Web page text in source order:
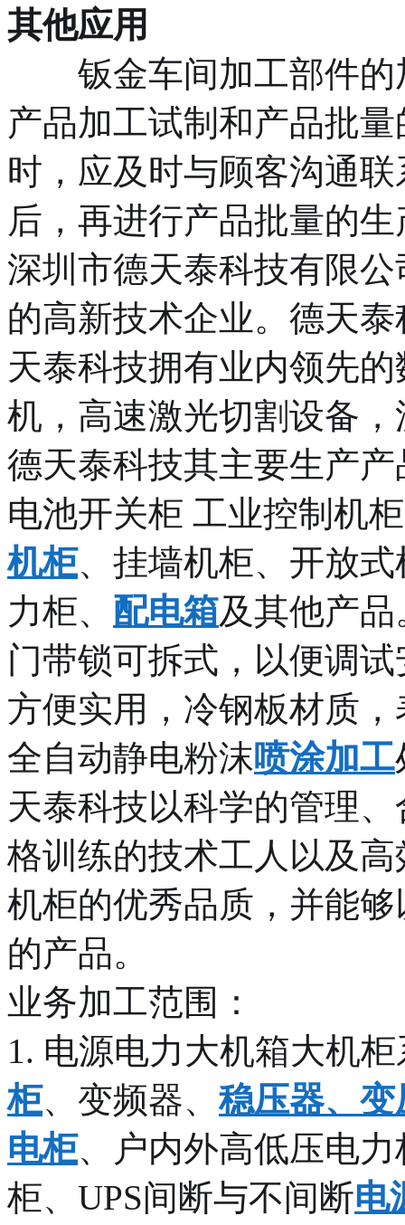
其他应用
钣金车间加工部件的
产品加工试制和产品批
时，应及时与顾客沟通
后，再进行产品批量的生
深圳市德天泰科技有限
的高新技术企业。德天
天泰科技拥有业内领先
机，高速激光切割设备
德天泰科技其主要生产
电池开关柜 工业控制机
机柜、挂墙机柜、开放
力柜、 配电箱及其他产
门带锁可拆式，以便调
方便实用，冷钢板材质
全自动静电粉沫喷涂加工
天泰科技以科学的管理
格训练的技术工人以及
机柜的优秀品质，并能
的产品。
业务加工范围：
1. 电源电力大机箱大机
柜、变频器、稳压器、
电柜、户内外高低压电
柜、UPS间断与不间断电